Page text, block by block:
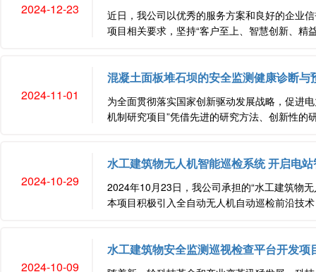
2024-12-23
近日，我公司以优秀的服务方案和良好的企业
项目相关要求，坚持“客户至上、智慧创新、精
2024-11-01
混凝土面板堆石坝的安全监测健康诊断与
为全面贯彻落实国家创新驱动发展战略，促进
机制研究项目”凭借先进的研究方法、创新性
2024-10-29
水工建筑物无人机智能巡检系统 开启电
2024年10月23日，我公司承担的“水工建筑物
本项目积极引入全自动无人机自动巡检前沿技
2024-10-09
水工建筑物安全监测巡视检查平台开发项